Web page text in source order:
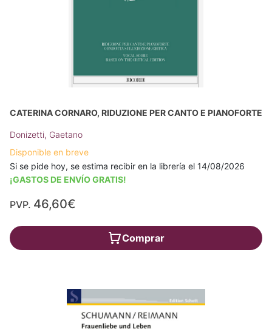
CATERINA CORNARO, RIDUZIONE PER CANTO E PIANOFORTE
Donizetti, Gaetano
Disponible en breve
Si se pide hoy, se estima recibir en la librería el 14/08/2026
¡GASTOS DE ENVÍO GRATIS!
PVP. 46,60€
Comprar